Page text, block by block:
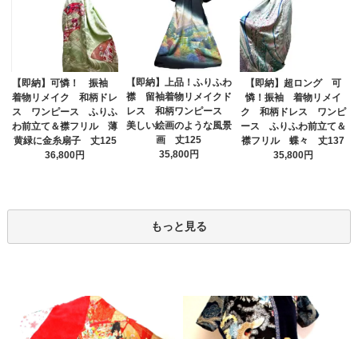
【即納】可憐！ 振袖
着物リメイク 和柄ドレ
ス ワンピース ふりふ
わ前立て＆襟フリル 薄
黄緑に金糸扇子 丈125
36,800円
【即納】上品！ふりふわ
襟 留袖着物リメイクド
レス 和柄ワンピース
美しい絵画のような風景
画 丈125
35,800円
【即納】超ロング 可
憐！振袖 着物リメイ
ク 和柄ドレス ワンピ
ース ふりふわ前立て＆
襟フリル 蝶々 丈137
35,800円
もっと見る